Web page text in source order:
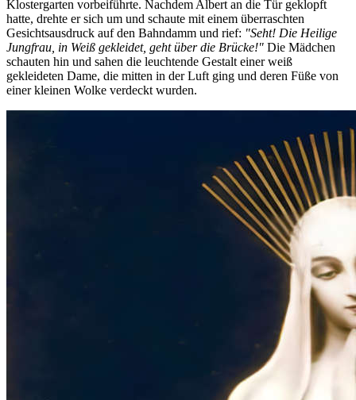
Klostergarten vorbeiführte. Nachdem Albert an die Tür geklopft
hatte, drehte er sich um und schaute mit einem überraschten
Gesichtsausdruck auf den Bahndamm und rief: "Seht! Die Heilige
Jungfrau, in Weiß gekleidet, geht über die Brücke!" Die Mädchen
schauten hin und sahen die leuchtende Gestalt einer weiß
gekleideten Dame, die mitten in der Luft ging und deren Füße von
einer kleinen Wolke verdeckt wurden.